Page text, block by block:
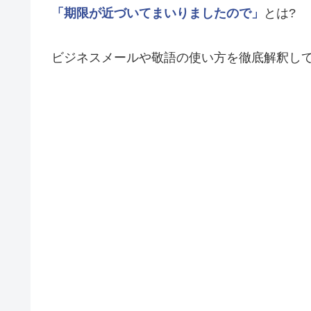
「期限が近づいてまいりましたので」 とは?
ビジネスメールや敬語の使い方を徹底解釈し